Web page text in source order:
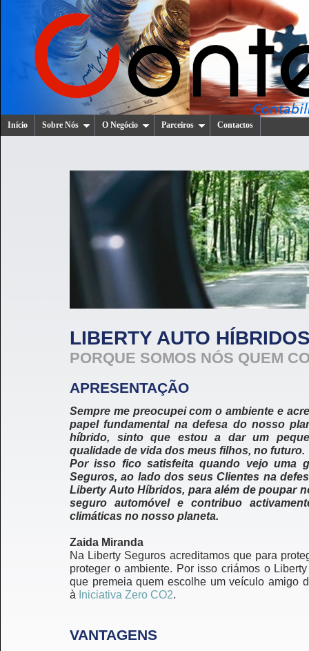
Início Sobre Nós O Negócio Parceiros Contactos
LIBERTY AUTO
PORQUE SOMOS NÓS QUEM
APRESENTAÇÃO
Sempre me preocupei com o ambiente e
papel fundamental na defesa do nosso
híbrido, sinto que estou a dar um
qualidade de vida dos meus filhos, no futuro.
Por isso fico satisfeita quando vejo uma
Seguros, ao lado dos seus Clientes na
Liberty Auto Híbridos, para além de poupar
seguro automóvel e contribuo
climáticas no nosso planeta.
Zaida Miranda
Na Liberty Seguros acreditamos que para
proteger o ambiente. Por isso criámos o
que premeia quem escolhe um veículo amigo
à Iniciativa Zero CO2.
VANTAGENS